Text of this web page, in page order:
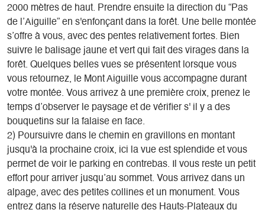
2000 mètres de haut. Prendre ensuite la direction du “Pas
de l’Aiguille” en s'enfonçant dans la forêt. Une belle montée
s’offre à vous, avec des pentes relativement fortes. Bien
suivre le balisage jaune et vert qui fait des virages dans la
forêt. Quelques belles vues se présentent lorsque vous
vous retournez, le Mont Aiguille vous accompagne durant
votre montée. Vous arrivez à une première croix, prenez le
temps d’observer le paysage et de vérifier s' il y a des
bouquetins sur la falaise en face.
2) Poursuivre dans le chemin en gravillons en montant
jusqu'à la prochaine croix, ici la vue est splendide et vous
permet de voir le parking en contrebas. Il vous reste un petit
effort pour arriver jusqu’au sommet. Vous arrivez dans un
alpage, avec des petites collines et un monument. Vous
entrez dans la réserve naturelle des Hauts-Plateaux du